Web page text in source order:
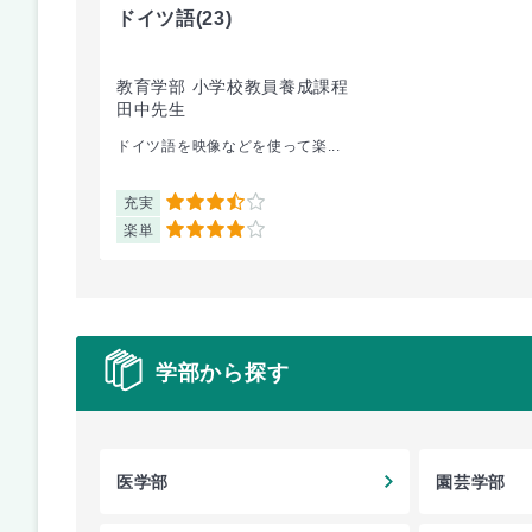
ドイツ語(23)
教育学部 小学校教員養成課程
田中先生
ドイツ語を映像などを使って楽...
充実 3.5
楽単 4
学部から探す
医学部 園芸学部